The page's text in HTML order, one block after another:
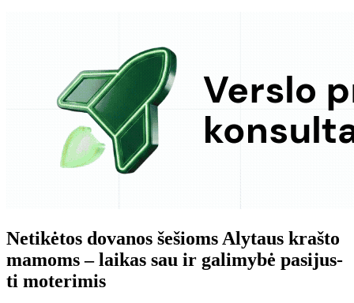
Ne­ti­kė­tos do­va­nos še­šioms Aly­taus kraš­to
ma­moms – lai­kas sau ir ga­li­my­bė pa­si­jus­
ti mo­te­ri­mis